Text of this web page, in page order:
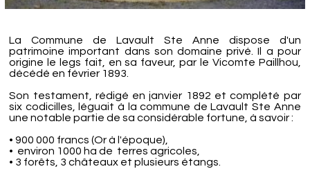
La Commune de Lavault Ste Anne dispose d'un
patrimoine important dans son domaine privé. Il a pour
origine le legs fait, en sa faveur, par le Vicomte Paillhou,
décédé en février 1893.
Son testament, rédigé en janvier 1892 et complété par
six codicilles, léguait à la commune de Lavault Ste Anne
une notable partie de sa considérable fortune, à savoir :
• 900 000 francs (Or à l'époque),
• environ 1000 ha de terres agricoles,
• 3 forêts, 3 châteaux et plusieurs étangs.